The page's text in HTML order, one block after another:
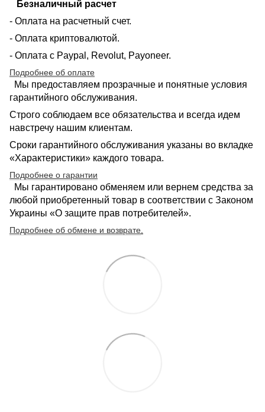
Безналичный расчет
- Оплата на расчетный счет.
- Оплата криптовалютой.
- Оплата с Paypal, Revolut, Payoneer.
Подробнее об оплате
Мы предоставляем прозрачные и понятные условия
гарантийного обслуживания.
Строго соблюдаем все обязательства и всегда идем
навстречу нашим клиентам.
Сроки гарантийного обслуживания указаны во вкладке
«Характеристики» каждого товара.
Подробнее о гарантии
Мы гарантировано обменяем или вернем средства за
любой приобретенный товар в соответствии с Законом
Украины «О защите прав потребителей».
Подробнее об обмене и возврате